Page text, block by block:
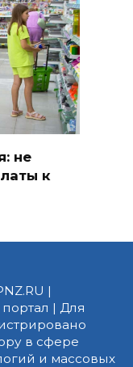
не
к
|
| Для
в сфере
и массовых